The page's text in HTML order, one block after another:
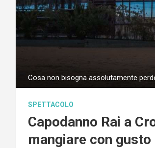
Cosa non bisogna assolutamente
SPETTACOLO
Capodanno Rai a
mangiare con gusto